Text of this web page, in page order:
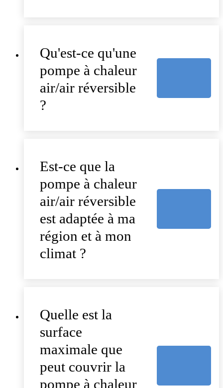
Qu'est-ce qu'une
pompe à chaleur
air/air réversible
?
Est-ce que la
pompe à chaleur
air/air réversible
est adaptée à ma
région et à mon
climat ?
Quelle est la
surface
maximale que
peut couvrir la
pompe à chaleur